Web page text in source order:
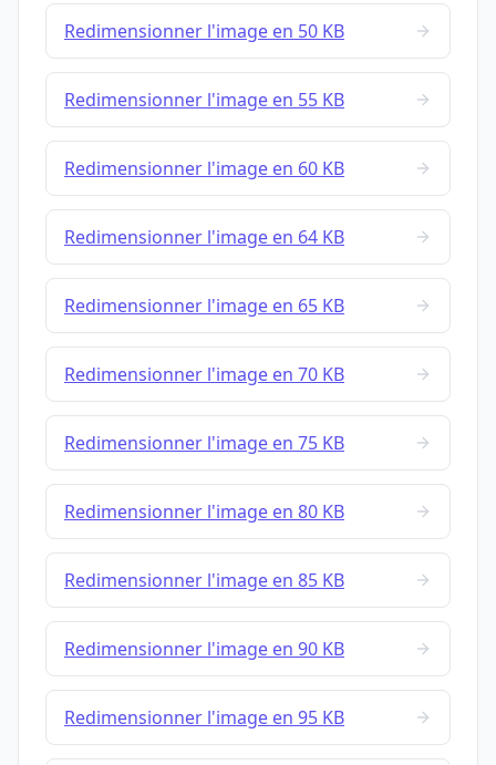
Redimensionner l'image en 50 KB
Redimensionner l'image en 55 KB
Redimensionner l'image en 60 KB
Redimensionner l'image en 64 KB
Redimensionner l'image en 65 KB
Redimensionner l'image en 70 KB
Redimensionner l'image en 75 KB
Redimensionner l'image en 80 KB
Redimensionner l'image en 85 KB
Redimensionner l'image en 90 KB
Redimensionner l'image en 95 KB